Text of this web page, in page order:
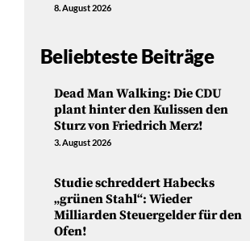
8. August 2026
Beliebteste Beiträge
Dead Man Walking: Die CDU
plant hinter den Kulissen den
Sturz von Friedrich Merz!
3. August 2026
Studie schreddert Habecks
„grünen Stahl“: Wieder
Milliarden Steuergelder für den
Ofen!